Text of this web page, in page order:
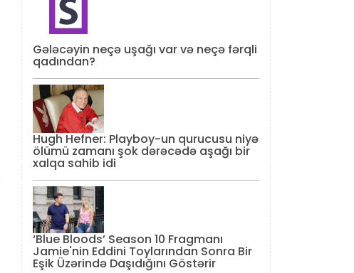
Gələcəyin neçə uşağı var və neçə fərqli
qadından?
Hugh Hefner: Playboy-un qurucusu niyə
ölümü zamanı şok dərəcədə aşağı bir
xalqa sahib idi
‘Blue Bloods’ Season 10 Fragmanı
Jamie'nin Eddini Toylarından Sonra Bir
Eşik Üzərində Daşıdığını Göstərir